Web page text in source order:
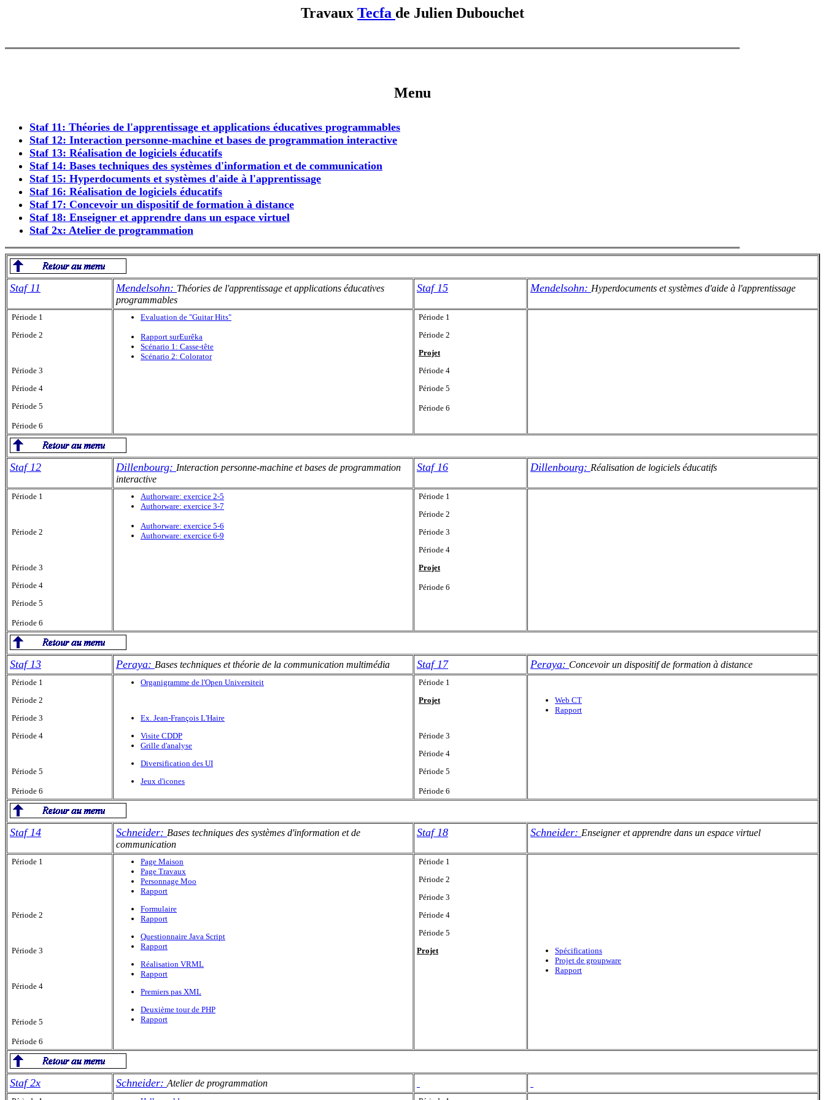
Travaux Tecfa de Julien Dubouchet
Menu
Staf 11: Théories de l'apprentissage et applications éducatives programmables
Staf 12: Interaction personne-machine et bases de programmation interactive
Staf 13: Réalisation de logiciels éducatifs
Staf 14: Bases techniques des systèmes d'information et de communication
Staf 15: Hyperdocuments et systèmes d'aide à l'apprentissage
Staf 16: Réalisation de logiciels éducatifs
Staf 17: Concevoir un dispositif de formation à distance
Staf 18: Enseigner et apprendre dans un espace virtuel
Staf 2x: Atelier de programmation
Staf 11 Mendelsohn: Théories de l'apprentissage et applications éducatives
programmables
Staf 15 Mendelsohn: Hyperdocuments et systèmes d'aide à l'apprentissage
Période 1
Période 2
Période 3
Période 4
Période 5
Période 6
Evaluation de "Guitar Hits"
Rapport surEurêka
Scénario 1: Casse-tête
Scénario 2: Colorator
Période 1
Période 2
Projet
Période 4
Période 5
Période 6
Staf 12 Dillenbourg: Interaction personne-machine et bases de programmation
interactive
Staf 16 Dillenbourg: Réalisation de logiciels éducatifs
Période 1
Période 2
Période 3
Période 4
Période 5
Période 6
Authorware: exercice 2-5
Authorware: exercice 3-7
Authorware: exercice 5-6
Authorware: exercice 6-9
Période 1
Période 2
Période 3
Période 4
Projet
Période 6
Staf 13 Peraya: Bases techniques et théorie de la communication multimédia Staf 17 Peraya: Concevoir un dispositif de formation à distance
Période 1
Période 2
Période 3
Période 4
Période 5
Période 6
Organigramme de l'Open Universiteit
Ex. Jean-François L'Haire
Visite CDDP
Grille d'analyse
Diversification des UI
Jeux d'icones
Période 1
Projet
Période 3
Période 4
Période 5
Période 6
Web CT
Rapport
Staf 14 Schneider: Bases techniques des systèmes d'information et de
communication
Staf 18 Schneider: Enseigner et apprendre dans un espace virtuel
Période 1
Période 2
Période 3
Période 4
Période 5
Période 6
Page Maison
Page Travaux
Personnage Moo
Rapport
Formulaire
Rapport
Questionnaire Java Script
Rapport
Réalisation VRML
Rapport
Premiers pas XML
Deuxième tour de PHP
Rapport
Période 1
Période 2
Période 3
Période 4
Période 5
Projet
Spécifications
Projet de groupware
Rapport
Staf 2x Schneider:Atelier de programmation